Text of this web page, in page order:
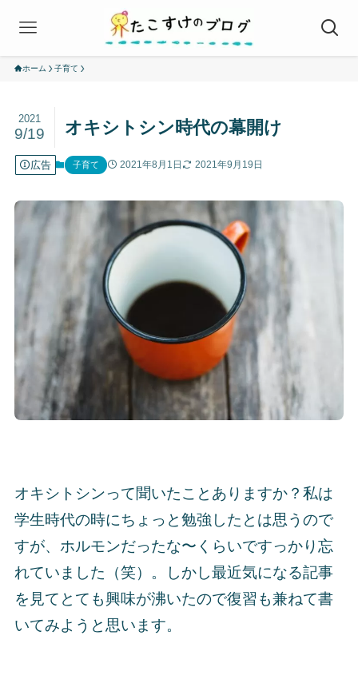
ホーム 子育て
オキシトシン時代の幕開け
2021
9/19
広告 子育て 2021年8月1日 2021年9月19日
オキシトシンって聞いたことありますか？私は
学生時代の時にちょっと勉強したとは思うので
すが、ホルモンだったな〜くらいですっかり忘
れていました（笑）。しかし最近気になる記事
を見てとても興味が沸いたので復習も兼ねて書
いてみようと思います。